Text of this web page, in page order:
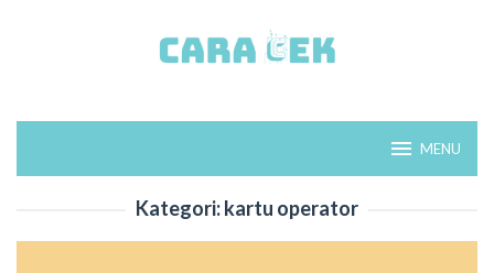
MENU
Kategori:kartu operator